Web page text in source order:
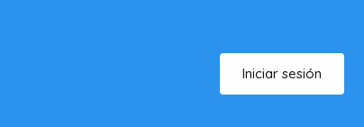
Iniciar sesión